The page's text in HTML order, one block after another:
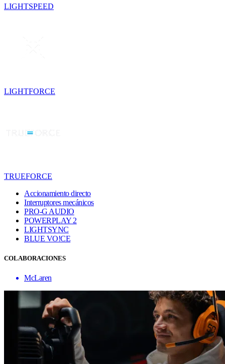
LIGHTSPEED
LIGHTFORCE
TRUEFORCE
Accionamiento directo
Interruptores mecánicos
PRO-G AUDIO
POWERPLAY 2
LIGHTSYNC
BLUE VO!CE
COLABORACIONES
McLaren